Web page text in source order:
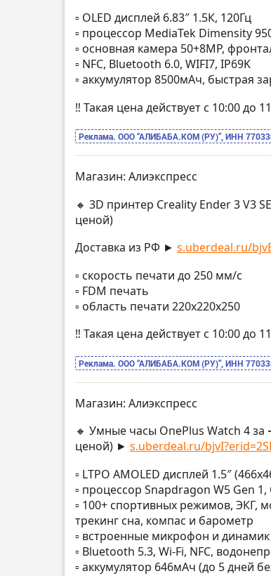
▫️ OLED дисплей 6.83″ 1.5К, 120Гц
▫️ процессор MediaTek Dimensity
▫️ основная камера 50+8MP,
▫️ NFC, Bluetooth 6.0, WIFI7, IP69K
▫️ аккумулятор 8500мАч, быстрая
‼️ Такая цена действует с 10:00
Реклама. ООО “АЛИБАБА.КОМ (РУ)”, ИНН
Магазин: Алиэкспресс
🔸 3D принтер Creality Ender 3 V3
ценой)
Доставка из РФ ► s.uberdeal.ru/
▫️ скорость печати до 250 мм/с
▫️ FDM печать
▫️ область печати 220х220х250
‼️ Такая цена действует с 10:00
Реклама. ООО “АЛИБАБА.КОМ (РУ)”, ИНН
Магазин: Алиэкспресс
🔸 Умные часы OnePlus Watch 4 за
ценой) ► s.uberdeal.ru/
▫️ LTPO AMOLED дисплей 1.5″
▫️ процессор Snapdragon W5 Gen
▫️ 100+ спортивных режимов, ЭКГ,
трекинг сна, компас и барометр
▫️ встроенные микрофон и
▫️ Bluetooth 5.3, Wi-Fi, NFC,
▫️ аккумулятор 646мАч (до 5 дней